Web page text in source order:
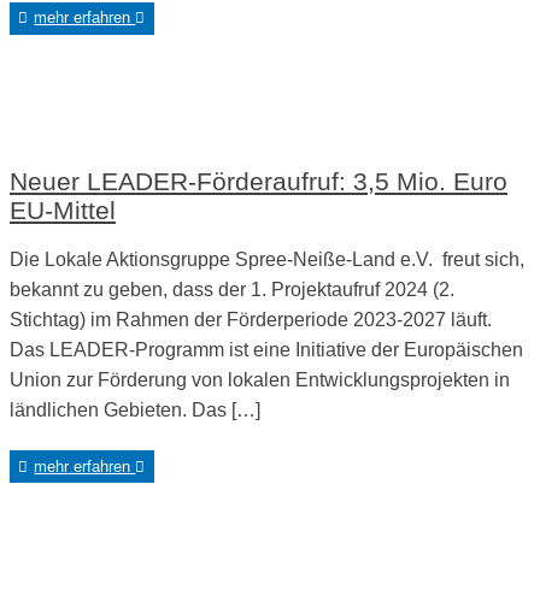
mehr erfahren
Neuer LEADER-Förderaufruf: 3,5 Mio. Euro
EU-Mittel
Die Lokale Aktionsgruppe Spree-Neiße-Land e.V. freut sich,
bekannt zu geben, dass der 1. Projektaufruf 2024 (2.
Stichtag) im Rahmen der Förderperiode 2023-2027 läuft.
Das LEADER-Programm ist eine Initiative der Europäischen
Union zur Förderung von lokalen Entwicklungsprojekten in
ländlichen Gebieten. Das […]
mehr erfahren